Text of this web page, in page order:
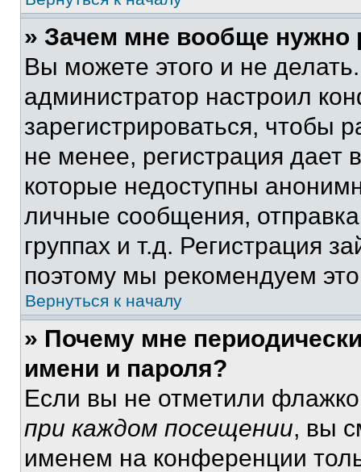
» Зачем мне вообще нужно
Вы можете этого и не
администратор настроил
зарегистрироваться, чтобы
не менее, регистрация
которые недоступны
личные сообщения,
группах и т.д. Регистрация
поэтому мы рекомендуем
Вернуться к началу
» Почему мне
имени и пароля?
Если вы не отметили
при каждом посещении, вы
именем на конференции